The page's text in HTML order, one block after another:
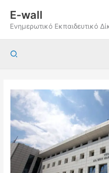
περιεχόμενο
E-wall
Ενημερωτικό Εκπαιδευτικό
Αναζήτηση